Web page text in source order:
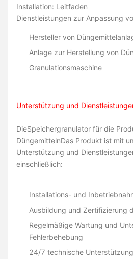
Installation: Leitfaden
Dienstleistungen zur Anpassung
Hersteller von
Anlage zur Herstellung von
Granulationsmaschine
Unterstützung und
DieSpeichergranulator für die
DüngemittelnDas Produkt ist mit
Unterstützung und
einschließlich:
Installations- und
Ausbildung und Zertifizierung
Regelmäßige Wartung und
Fehlerbehebung
24/7 technische